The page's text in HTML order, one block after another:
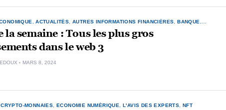
,ACTUALITÉS ,AUTRES INFORMATIONS FINANCIÈRES ,BANQUE
la semaine : Tous les plus gros
dans le web 3
MARS 8, 2024
,CRYPTO-MONNAIES ,ECONOMIE NUMÉRIQUE ,L'AVIS DES EXPERTS ,NFT